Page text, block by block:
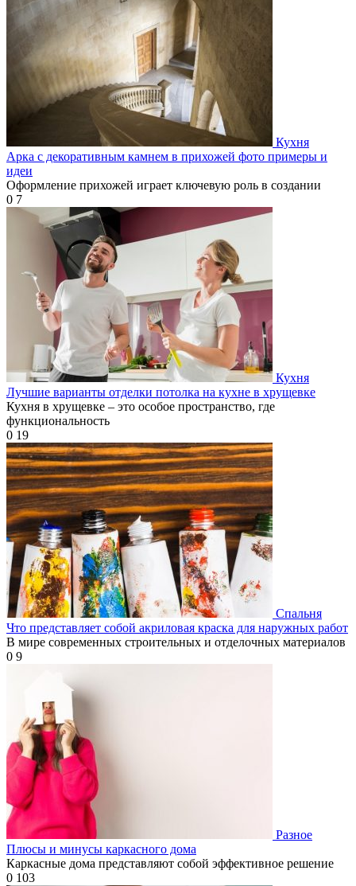
Кухня
Арка с декоративным камнем в прихожей фото примеры и
идеи
Оформление прихожей играет ключевую роль в создании
0 7
Кухня
Лучшие варианты отделки потолка на кухне в хрущевке
Кухня в хрущевке – это особое пространство, где
функциональность
0 19
Спальня
Что представляет собой акриловая краска для наружных работ
В мире современных строительных и отделочных материалов
0 9
Разное
Плюсы и минусы каркасного дома
Каркасные дома представляют собой эффективное решение
0 103